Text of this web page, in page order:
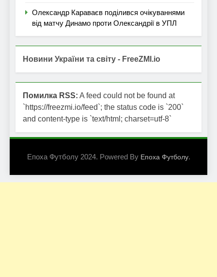
Олександр Караваєв поділився очікуваннями
від матчу Динамо проти Олександрії в УПЛ
Новини України та світу - FreeZMI.io
Помилка RSS: A feed could not be found at
`https://freezmi.io/feed`; the status code is `200`
and content-type is `text/html; charset=utf-8`
Епоха Футболу 2024. Powered By Епоха Футболу.